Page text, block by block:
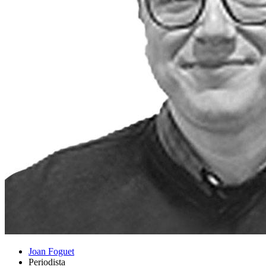
Joan Foguet
Periodista